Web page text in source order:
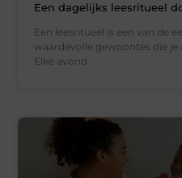
Een dagelijks leesritueel
Een leesritueel is een van de
waardevolle gewoontes die
Elke avond